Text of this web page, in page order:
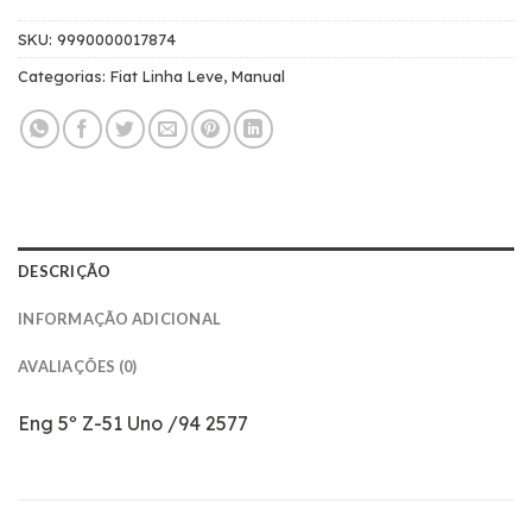
SKU: 9990000017874
Categorias: Fiat Linha Leve, Manual
DESCRIÇÃO
INFORMAÇÃO ADICIONAL
AVALIAÇÕES (0)
Eng 5º Z-51 Uno /94 2577